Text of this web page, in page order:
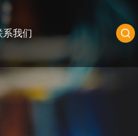
系我们